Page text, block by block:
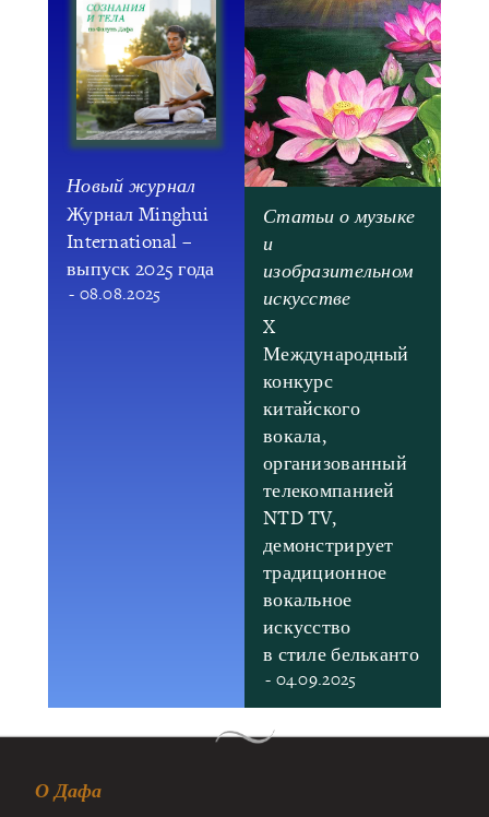
Новый журнал
Журнал Minghui
International –
выпуск 2025 года
- 08.08.2025
Статьи о музыке
и
изобразительном
искусстве
X
Международный
конкурс
китайского
вокала,
организованный
телекомпанией
NTD TV,
демонстрирует
традиционное
вокальное
искусство
в стиле бельканто
- 04.09.2025
О Дафа